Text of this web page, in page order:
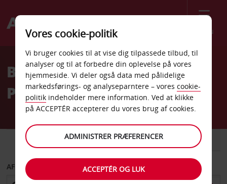
Menu
Welcome
AvisBilleje Toronto Brookfield
Place
VAREVOGN
AFHENT FRA
Vores cookie-politik
Vi bruger cookies til at vise dig tilpassede tilbud, til
analyser og til at forbedre din oplevelse på vores
hjemmeside. Vi deler også data med pålidelige
markedsførings- og analyseparntere – vores cookie-
politik indeholder mere information. Ved at klikke
på ACCEPTÉR accepterer du vores brug af cookies.
ADMINISTRER PRÆFERENCER
ACCEPTÉR OG LUK